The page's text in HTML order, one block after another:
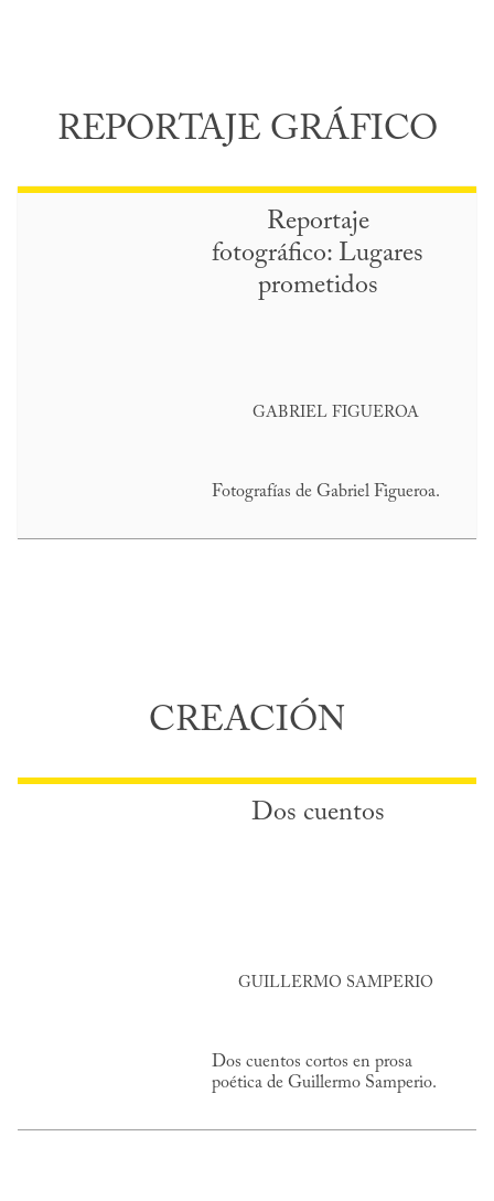
REPORTAJE GRÁFICO
Reportaje
fotográfico: Lugares
prometidos
GABRIEL FIGUEROA
Fotografías de Gabriel Figueroa.
CREACIÓN
Dos cuentos
GUILLERMO SAMPERIO
Dos cuentos cortos en prosa
poética de Guillermo Samperio.